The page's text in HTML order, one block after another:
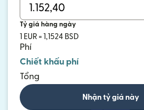
Tỷ giá hàng ngày
1 EUR = 1,1524 BSD
Phí
Chiết khấu phí
Tổng
Nhận tỷ giá này